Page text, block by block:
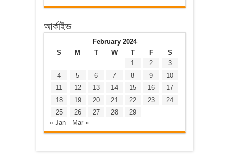
আর্কাইভ
February 2024
S
M T W T F
S
1
2
3
4
5 6 7 8 9
10
11
12 13 14 15 16
17
18
19 20 21 22 23
24
25
26 27 28
29
« Jan
Mar »